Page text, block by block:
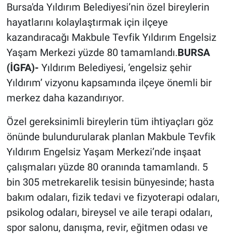
Bursa'da Yıldırım Belediyesi’nin özel bireylerin
hayatlarını kolaylaştırmak için ilçeye
kazandıracağı Makbule Tevfik Yıldırım Engelsiz
Yaşam Merkezi yüzde 80 tamamlandı.BURSA
(İGFA)- Yıldırım Belediyesi, ‘engelsiz şehir
Yıldırım’ vizyonu kapsamında ilçeye önemli bir
merkez daha kazandırıyor.
Özel gereksinimli bireylerin tüm ihtiyaçları göz
önünde bulundurularak planlan Makbule Tevfik
Yıldırım Engelsiz Yaşam Merkezi’nde inşaat
çalışmaları yüzde 80 oranında tamamlandı. 5
bin 305 metrekarelik tesisin bünyesinde; hasta
bakım odaları, fizik tedavi ve fizyoterapi odaları,
psikolog odaları, bireysel ve aile terapi odaları,
spor salonu, danışma, revir, eğitmen odası ve